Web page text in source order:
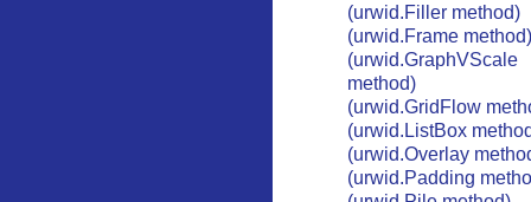
(urwid.Filler method)
(urwid.Frame method)
(urwid.GraphVScale
method)
(urwid.GridFlow
(urwid.ListBox
(urwid.Overlay
(urwid.Padding